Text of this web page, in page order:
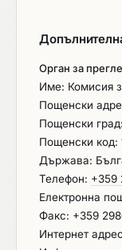
договора.
бъде
Орган за
Име: Комисия
Пощенски
Пощенски
Пощенски код:
Държава:
Телефон: +359
Електронна
Факс: +359
Интернет